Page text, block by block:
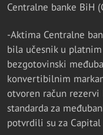
Centralne banke BiH
-Aktima Centralne
bila učesnik u
bezgotovinski
konvertibilnim
otvoren račun rezervi
standarda za
potvrdili su za Capital